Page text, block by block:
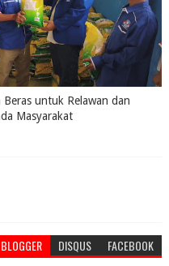
untuk Relawan dan
Masyarakat
BLOGGER DISQUS FACEBOOK